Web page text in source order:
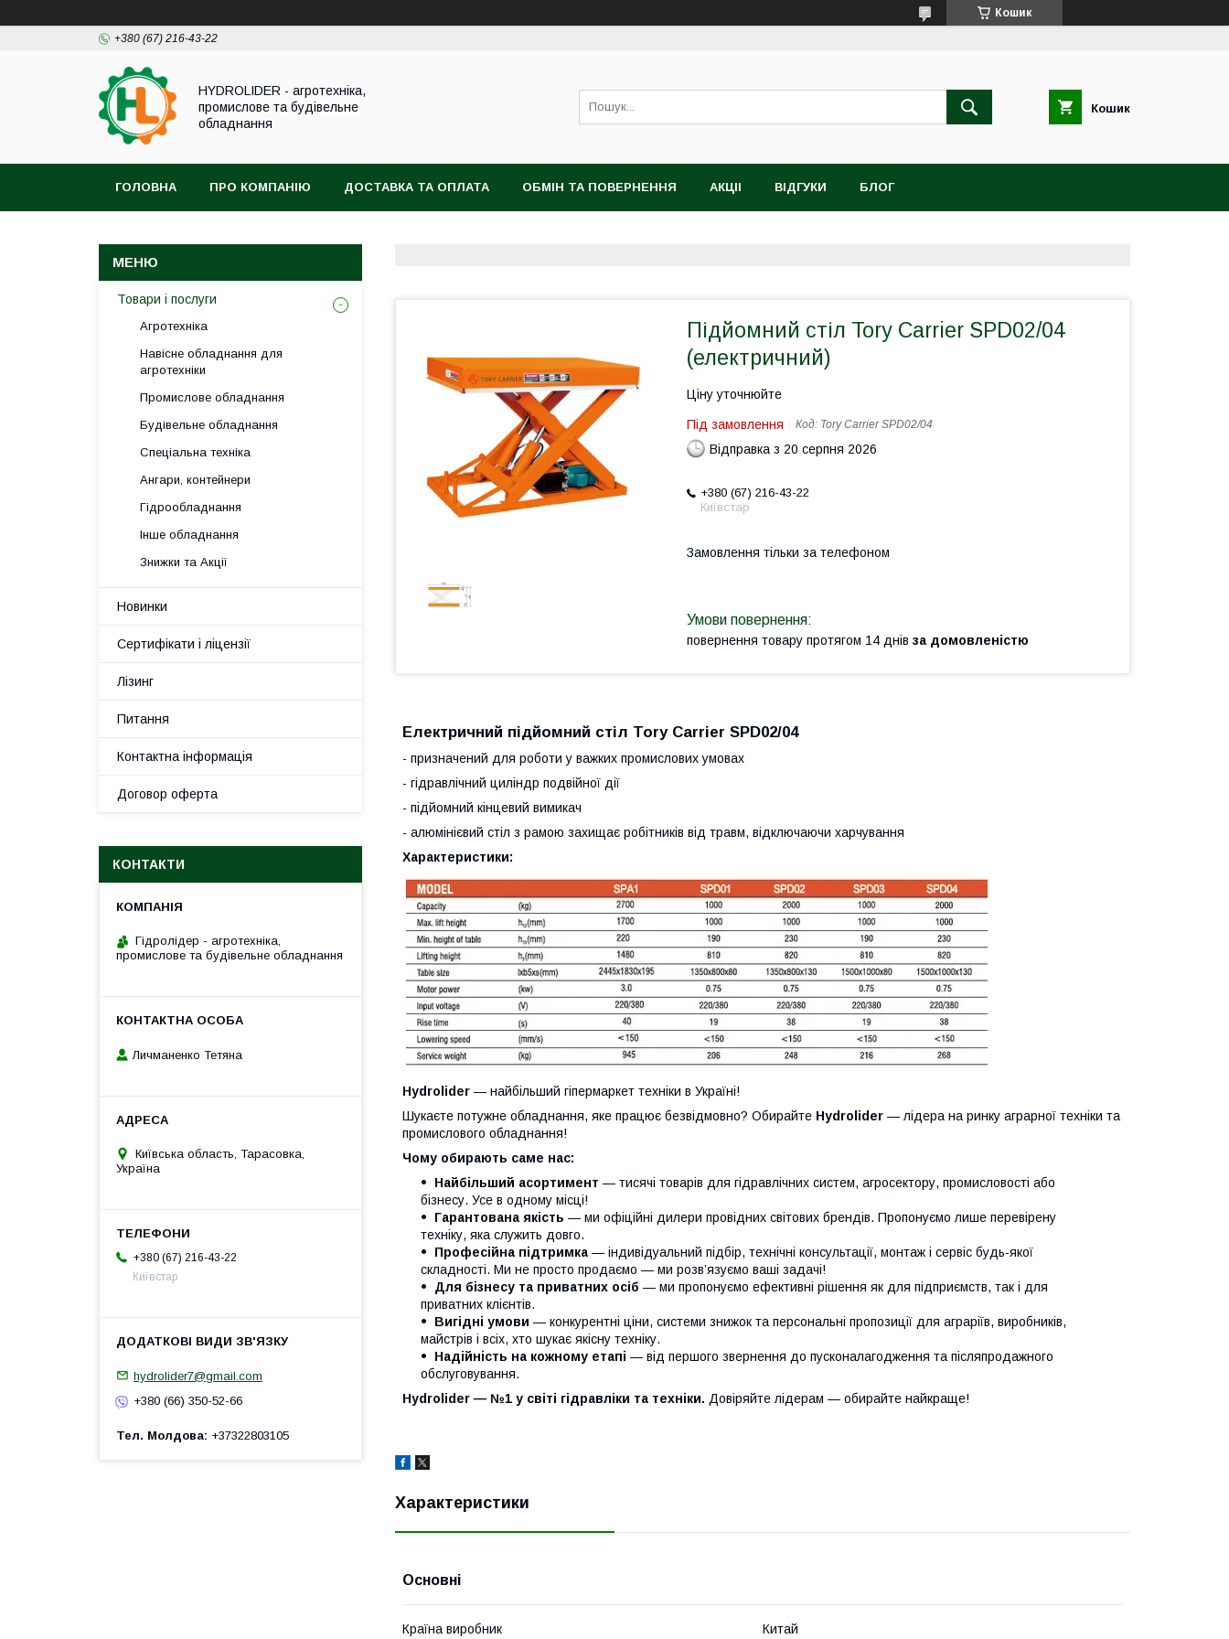
Кошик
+380 (67) 216-43-22
HYDROLIDER - агротехніка,
промислове та будівельне
обладнання
Кошик
ГОЛОВНА ПРО КОМПАНІЮ ДОСТАВКА ТА ОПЛАТА ОБМІН ТА ПОВЕРНЕННЯ АКЦІІ ВІДГУКИ БЛОГ
Підйомний стіл Tory Carrier SPD02/04
(електричний)
Ціну уточнюйте
Під замовлення Код: Tory Carrier SPD02/04
Відправка з 20 серпня 2026
+380 (67) 216-43-22
Київстар
Замовлення тільки за телефоном
повернення товару протягом 14 днів за домовленістю
Електричний підйомний стіл Tory Carrier SPD02/04
- призначений для роботи у важких промислових умовах
- гідравлічний циліндр подвійної дії
- підйомний кінцевий вимикач
- алюмінієвий стіл з рамою захищає робітників від травм, відключаючи харчування
Характеристики:
Hydrolider — найбільший гіпермаркет техніки в Україні!
Шукаєте потужне обладнання, яке працює безвідмовно? Обирайте Hydrolider — лідера на ринку аграрної техніки та
промислового обладнання!
Чому обирають саме нас:
Найбільший асортимент — тисячі товарів для гідравлічних систем, агросектору, промисловості або
бізнесу. Усе в одному місці!
Гарантована якість — ми офіційні дилери провідних світових брендів. Пропонуємо лише перевірену
техніку, яка служить довго.
Професійна підтримка — індивідуальний підбір, технічні консультації, монтаж і сервіс будь-якої
складності. Ми не просто продаємо — ми розв’язуємо ваші задачі!
Для бізнесу та приватних осіб — ми пропонуємо ефективні рішення як для підприємств, так і для
приватних клієнтів.
Вигідні умови — конкурентні ціни, системи знижок та персональні пропозиції для аграріїв, виробників,
майстрів і всіх, хто шукає якісну техніку.
Надійність на кожному етапі — від першого звернення до пусконалагодження та післяпродажного
обслуговування.
Hydrolider — №1 у світі гідравліки та техніки. Довіряйте лідерам — обирайте найкраще!
Характеристики
Основні
Країна виробник Китай
Товари і послуги
Агротехніка
Навісне обладнання для
агротехніки
Промислове обладнання
Будівельне обладнання
Спеціальна техніка
Ангари, контейнери
Гідрообладнання
Інше обладнання
Знижки та Акції
Новинки
Сертифікати і ліцензії
Лізинг
Питання
Контактна інформація
Договор оферта
КОНТАКТИ
Гідролідер - агротехніка,
промислове та будівельне обладнання
Личманенко Тетяна
Київська область, Тарасовка,
Україна
+380 (67) 216-43-22
Київстар
hydrolider7@gmail.com
+380 (66) 350-52-66
Тел. Молдова +37322803105